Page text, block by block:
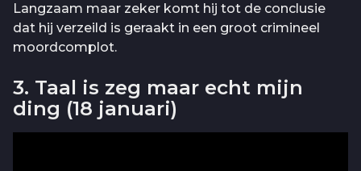
Langzaam maar zeker komt hij tot de conclusie
dat hij verzeild is geraakt in een groot crimineel
moordcomplot.
3. Taal is zeg maar echt mijn
ding (18 januari)